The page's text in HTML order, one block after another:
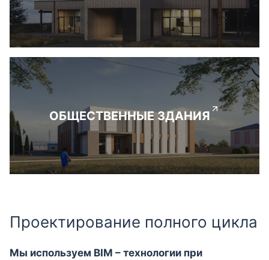
ОБЩЕСТВЕННЫЕ ЗДАНИЯ
Проектирование полного цикла
Мы используем BIM – технологии при